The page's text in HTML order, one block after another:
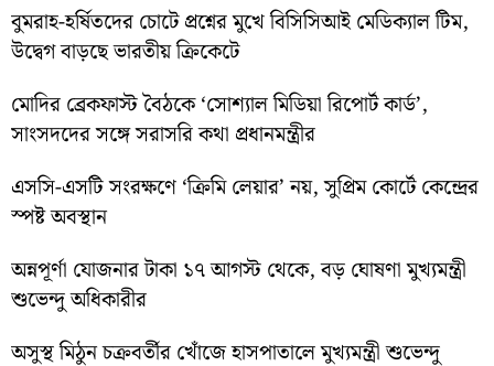
বুমরাহ-হর্ষিতদের চোটে প্রশ্নের মুখে বিসিসিআই মেডিক্যাল টিম,
উদ্বেগ বাড়ছে ভারতীয় ক্রিকেটে
মোদির ব্রেকফাস্ট বৈঠকে ‘সোশ্যাল মিডিয়া রিপোর্ট কার্ড’,
সাংসদদের সঙ্গে সরাসরি কথা প্রধানমন্ত্রীর
এসসি-এসটি সংরক্ষণে ‘ক্রিমি লেয়ার’ নয়, সুপ্রিম কোর্টে কেন্দ্রের
স্পষ্ট অবস্থান
অন্নপূর্ণা যোজনার টাকা ১৭ আগস্ট থেকে, বড় ঘোষণা মুখ্যমন্ত্রী
শুভেন্দু অধিকারীর
অসুস্থ মিঠুন চক্রবর্তীর খোঁজে হাসপাতালে মুখ্যমন্ত্রী শুভেন্দু